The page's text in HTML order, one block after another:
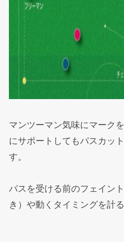
マンツーマン気味にマーク
にサポートしてもパスカッ
す。
パスを受ける前のフェイン
き）や動くタイミングを計